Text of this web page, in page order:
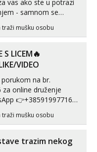
vas ako ste u potrazi
- samnom se
videopoziva, ili
radim i u paru i
uz slike i hot
sam pripremila ...
traži mušku osobu
S LICEM🔥
VIDEO
za online druženje
Radim
solo i s partnerom,
haljine, štikle,
svakakva videa
traži mušku osobu
trazim nekog